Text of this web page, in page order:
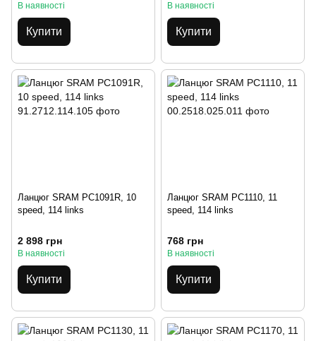
В наявності
Купити
В наявності
Купити
Ланцюг SRAM PC1091R, 10
speed, 114 links
2 898 грн
В наявності
Купити
Ланцюг SRAM PC1110, 11
speed, 114 links
768 грн
В наявності
Купити